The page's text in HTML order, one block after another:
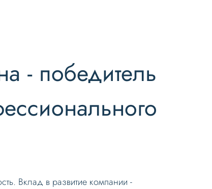
- победитель
Вклад в развитие компании -